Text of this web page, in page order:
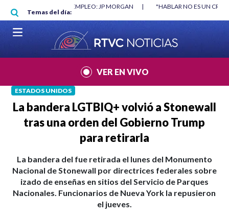
Pasar al contenido principal
Temas del día:
"HABLAR NO ES UN CRIMEN": CARTA DE BETO CORAL |
VER EN VIVO
ESTADOS UNIDOS
La bandera LGTBIQ+ volvió a Stonewall
tras una orden del Gobierno Trump
para retirarla
La bandera del fue retirada el lunes del Monumento
Nacional de Stonewall por directrices federales sobre
izado de enseñas en sitios del Servicio de Parques
Nacionales. Funcionarios de Nueva York la repusieron
el jueves.